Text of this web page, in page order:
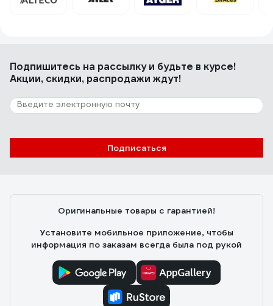
Подпишитесь на рассылкуи будьте в курсе!
Акции, скидки, распродажи ждут!
Подписаться
Оригинальные товары с гарантией!
Установите мобильное приложение, чтобы
информация по заказам всегда была под рукой